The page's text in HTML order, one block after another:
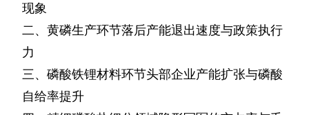
现象
二、黄磷生产环节落后产能退出速度与政策执行
力
三、磷酸铁锂材料环节头部企业产能扩张与磷酸
自给率提升